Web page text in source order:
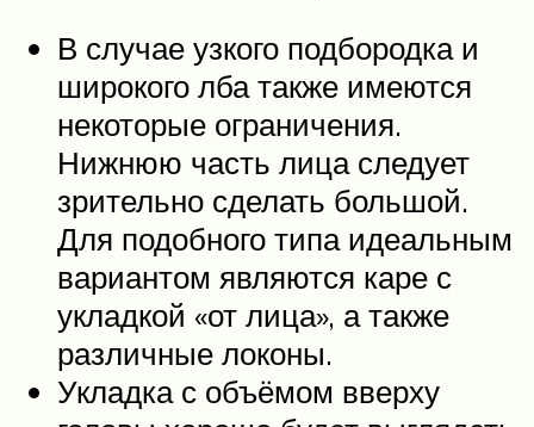
В случае узкого подбородка и
широкого лба также имеются
некоторые ограничения.
Нижнюю часть лица следует
зрительно сделать большой.
Для подобного типа идеальным
вариантом являются каре с
укладкой «от лица», а также
различные локоны.
Укладка с объёмом вверху